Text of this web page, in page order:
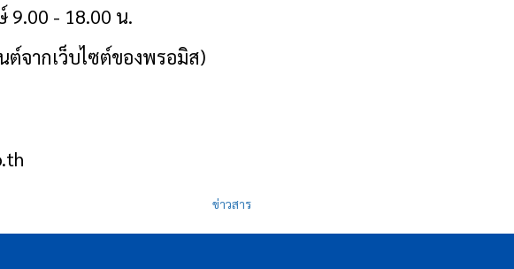
9.00 - 18.00 น.
จากเว็บไซต์ของพรอมิส)
ข่าวสาร